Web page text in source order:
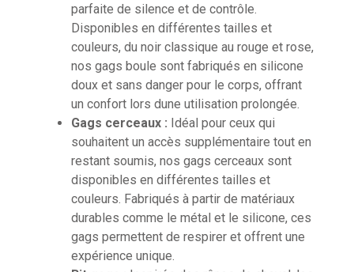
parfaite de silence et de contrôle.
Disponibles en différentes tailles et
couleurs, du noir classique au rouge et rose,
nos gags boule sont fabriqués en silicone
doux et sans danger pour le corps, offrant
un confort lors dune utilisation prolongée.
Gags cerceaux : Idéal pour ceux qui
souhaitent un accès supplémentaire tout en
restant soumis, nos gags cerceaux sont
disponibles en différentes tailles et
couleurs. Fabriqués à partir de matériaux
durables comme le métal et le silicone, ces
gags permettent de respirer et offrent une
expérience unique.